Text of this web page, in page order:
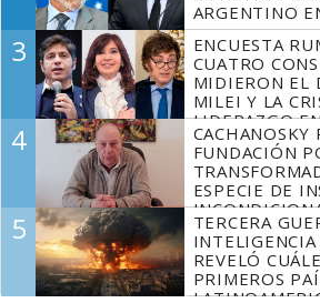
ARGENTINO
3
ENCUESTA
CUATRO
MIDIERON EL
MILEI Y LA
LIDERAZGO
4
CACHANOSKY
FUNDACIÓN
ESPECIE DE
DE MILEI"
5
TERCERA
REVELÓ
PRIMEROS